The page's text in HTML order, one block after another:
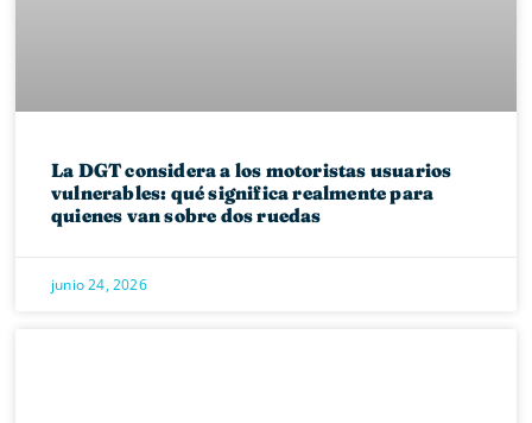
La DGT considera a los motoristas usuarios
vulnerables: qué significa realmente para
quienes van sobre dos ruedas
junio 24, 2026